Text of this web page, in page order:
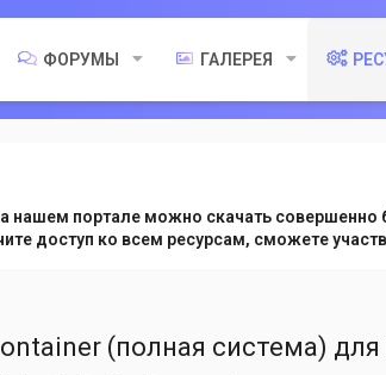
ФОРУМЫ ГАЛЕРЕЯ
нашем портале можно скачать совершенно
доступ ко всем ресурсам, сможете
(полная система) для